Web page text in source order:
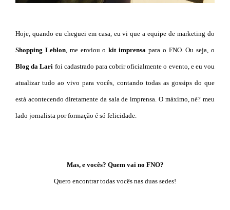
Hoje, quando eu cheguei em casa, eu vi que a equipe de marketing do
Shopping Leblon, me enviou okit imprensa para o FNO. Ou seja, o
Blog da Lari foi cadastrado para cobrir oficialmente o evento, e eu vou
atualizar tudo ao vivo para vocês, contando todas as gossips do que
está acontecendo diretamente da sala de imprensa. O máximo, né? meu
lado jornalista por formação é só felicidade.
Mas, e vocês? Quem vai no FNO?
Quero encontrar todas vocês nas duas sedes!